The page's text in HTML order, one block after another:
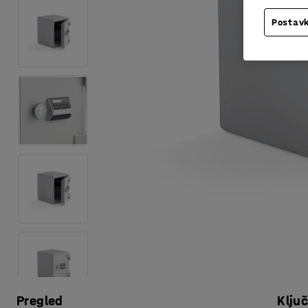
Pregled